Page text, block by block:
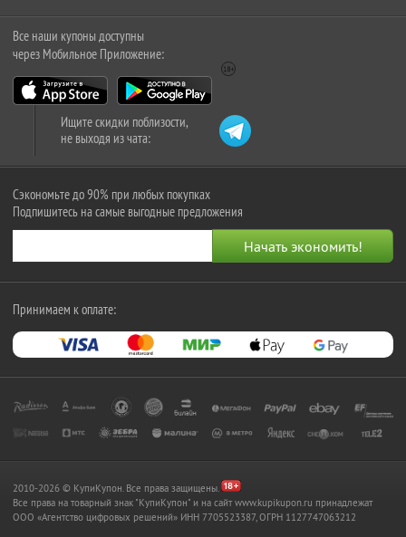
Все наши купоны доступны
через Мобильное Приложение:
Ищите скидки поблизости,
не выходя из чата:
Сэкономьте до 90% при любых покупках
Подпишитесь на самые выгодные предложения
Принимаем к оплате:
2010-2026 © КупиКупон. Все права защищены.
Все права на товарный знак "КупиКупон" и на сайт www.kupikupon.ru принадлежат
OOO «Агентство цифровых решений» ИНН 7705523387, ОГРН 1127747063212